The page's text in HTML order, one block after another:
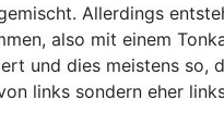
Allerdings
also mit einem
und dies meistens so,
links sondern eher